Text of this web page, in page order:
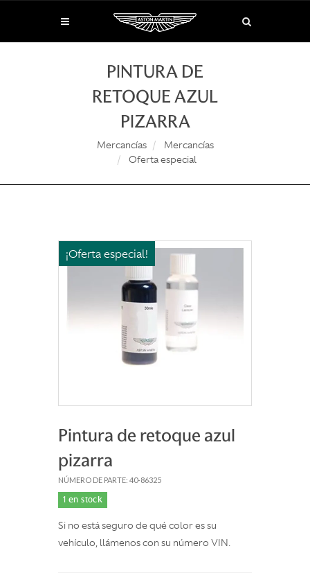
PINTURA DE
RETOQUE AZUL
PIZARRA
Mercancías
Mercancías
Oferta especial
¡Oferta especial!
Pintura de retoque azul
pizarra
NÚMERO DE PARTE: 40-86325
1 en stock
Si no está seguro de qué color es su
vehículo, llámenos con su número VIN.